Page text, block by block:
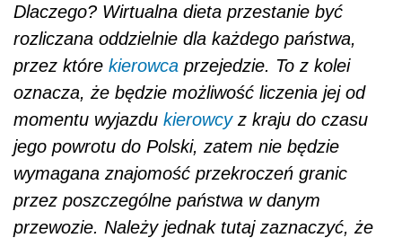
Dlaczego? Wirtualna dieta przestanie być
rozliczana oddzielnie dla każdego państwa,
przez które kierowca przejedzie. To z kolei
oznacza, że będzie możliwość liczenia jej od
momentu wyjazdu kierowcyz kraju do czasu
jego powrotu do Polski, zatem nie będzie
wymagana znajomość przekroczeń granic
przez poszczególne państwa w danym
przewozie. Należy jednak tutaj zaznaczyć, że